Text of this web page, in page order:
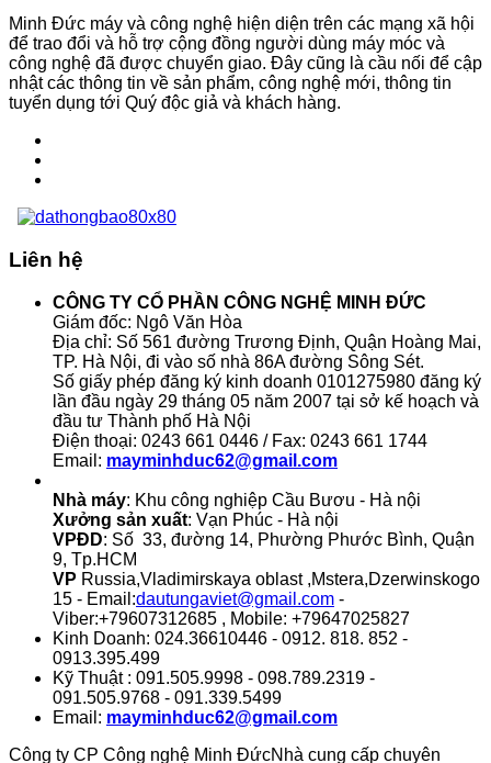
Minh Đức máy và công nghệ hiện diện trên các mạng xã hội
để trao đổi và hỗ trợ cộng đồng người dùng máy móc và
công nghệ đã được chuyển giao. Đây cũng là cầu nối để cập
nhật các thông tin về sản phẩm, công nghệ mới, thông tin
tuyển dụng tới Quý độc giả và khách hàng.
Liên hệ
CÔNG TY CỔ PHẦN CÔNG NGHỆ MINH ĐỨC
Giám đốc: Ngô Văn Hòa
Địa chỉ: Số 561 đường Trương Định, Quận Hoàng Mai,
TP. Hà Nội, đi vào số nhà 86A đường Sông Sét.
Số giấy phép đăng ký kinh doanh 0101275980 đăng ký
lần đầu ngày 29 tháng 05 năm 2007 tại sở kế hoạch và
đầu tư Thành phố Hà Nội
Điện thoại: 0243 661 0446 / Fax: 0243 661 1744
Email: mayminhduc62@gmail.com
Nhà máy: Khu công nghiệp Cầu Bươu - Hà nội
Xưởng sản xuất: Vạn Phúc - Hà nội
VPĐD: Số 33, đường 14, Phường Phước Bình, Quận
9, Tp.HCM
VP Russia,Vladimirskaya oblast ,Mstera,Dzerwinskogo
15 - Email:dautungaviet@gmail.com -
Viber:+79607312685 , Mobile: +79647025827
Kinh Doanh: 024.36610446 - 0912. 818. 852 -
0913.395.499
Kỹ Thuật : 091.505.9998 - 098.789.2319 -
091.505.9768 - 091.339.5499
Email: mayminhduc62@gmail.com
Công ty CP Công nghệ Minh ĐứcNhà cung cấp chuyên